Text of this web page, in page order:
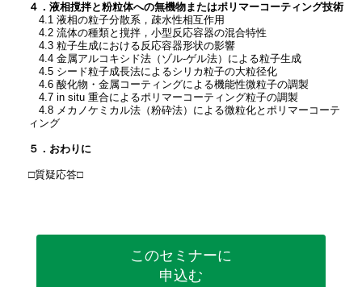
４．液相撹拌と粉粒体への無機物またはポリマーコーティング技術
4.1 液相の粒子分散系，疎水性相互作用
4.2 流体の種類と撹拌，小型反応容器の混合特性
4.3 粒子生成における反応容器形状の影響
4.4 金属アルコキシド法（ゾル-ゲル法）による粒子生成
4.5 シード粒子成長法によるシリカ粒子の大粒径化
4.6 酸化物・金属コーティングによる機能性微粒子の調製
4.7 in situ 重合によるポリマーコーティング粒子の調製
4.8 メカノケミカル法（粉砕法）による微粒化とポリマーコーテ
ィング
５．おわりに
□質疑応答□
このセミナーに
申込む